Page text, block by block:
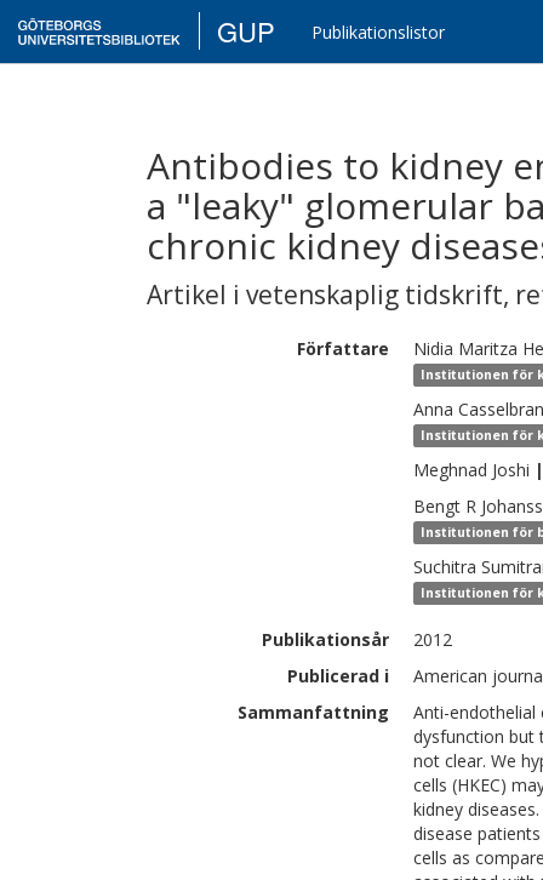
GUP Publikationslistor
Antibodies to kidney
a "leaky" glomerular
chronic kidney
Artikel i vetenskaplig tidskrift,
Författare Nidia Maritza
Institutionen för
Anna
Institutionen för
Meghnad Joshi |
Bengt R
Institutionen för
Suchitra
Institutionen för
Publikationsår
2012
Publicerad i
American
Sammanfattning
Anti-endothelial
dysfunction but
not clear. We
cells (HKEC)
kidney
disease
cells as